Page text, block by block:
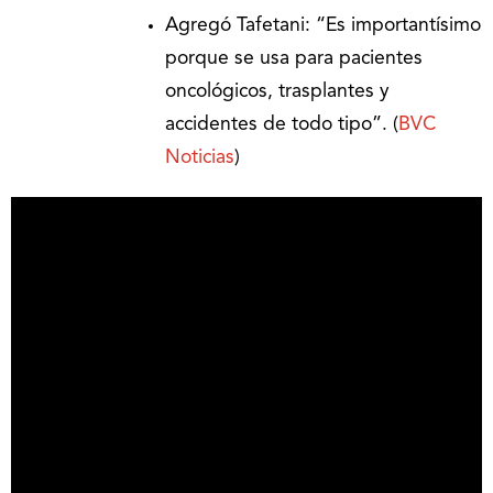
Agregó Tafetani: “Es importantísimo
porque se usa para pacientes
oncológicos, trasplantes y
accidentes de todo tipo”. ( BVC
Noticias)